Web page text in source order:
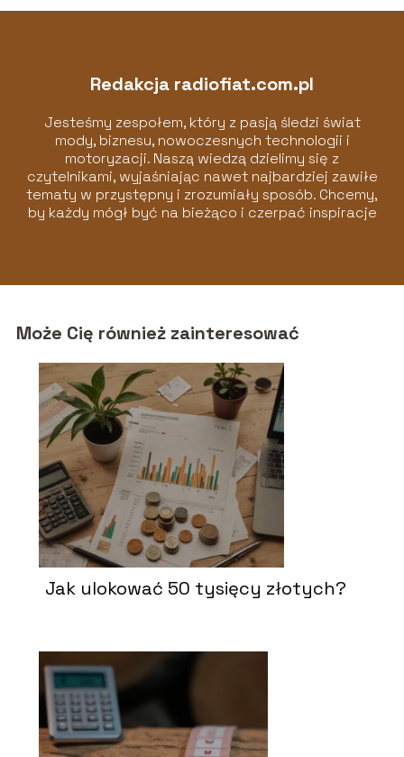
Redakcja radiofiat.com.pl
Jesteśmy zespołem, który z pasją śledzi świat
mody, biznesu, nowoczesnych technologii i
motoryzacji. Naszą wiedzą dzielimy się z
czytelnikami, wyjaśniając nawet najbardziej zawiłe
tematy w przystępny i zrozumiały sposób. Chcemy,
by każdy mógł być na bieżąco i czerpać inspiracje
Może Cię również zainteresować
Jak ulokować 50 tysięcy złotych?